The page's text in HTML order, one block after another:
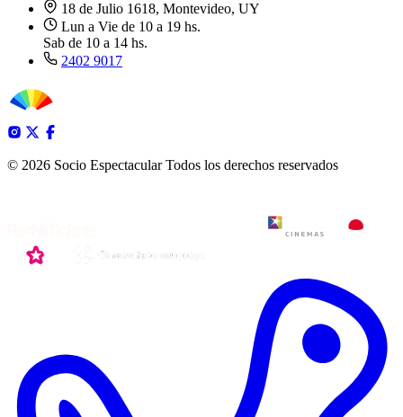
18 de Julio 1618, Montevideo, UY
Lun a Vie de 10 a 19 hs.
Sab de 10 a 14 hs.
2402 9017
© 2026 Socio Espectacular Todos los derechos reservados